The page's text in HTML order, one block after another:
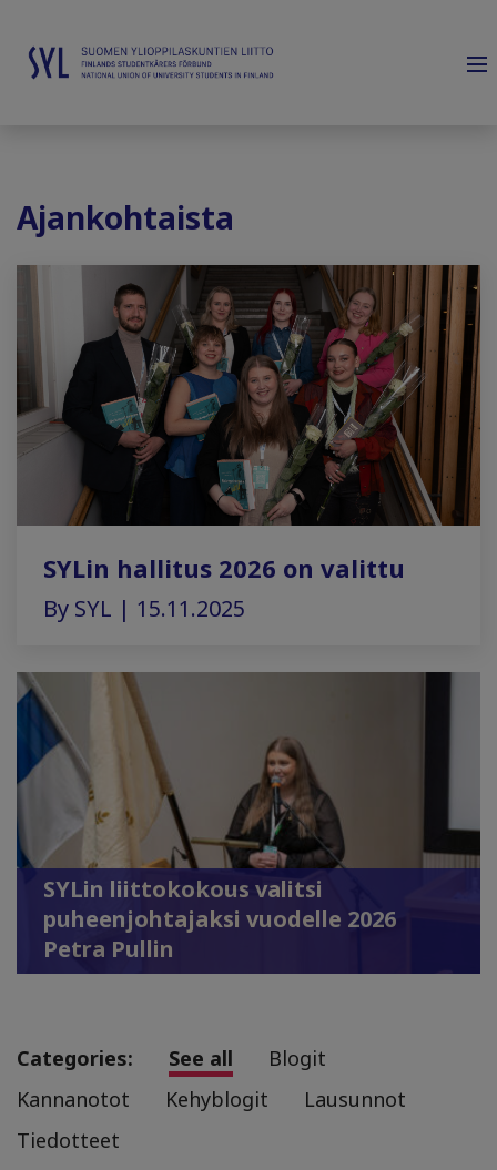
Ajankohtaista
SYLin hallitus 2026 on valittu
By SYL | 15.11.2025
SYLin liittokokous valitsi
puheenjohtajaksi vuodelle 2026
Petra Pullin
Categories: See all
Blogit
Kannanotot
Kehyblogit
Lausunnot
Tiedotteet